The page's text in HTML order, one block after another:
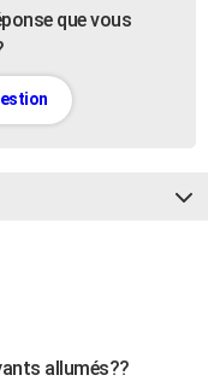
que vous
allumés??